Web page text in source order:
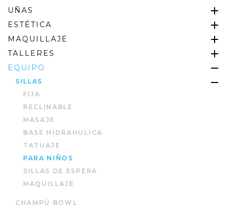
UÑAS
ESTÉTICA
MAQUILLAJE
TALLERES
EQUIPO
SILLAS
FIJA
RECLINABLE
MASAJE
BASE HIDRAHULICA
TATUAJE
PARA NIÑOS
SILLAS DE ESPERA
MAQUILLAJE
CHAMPÚ BOWL